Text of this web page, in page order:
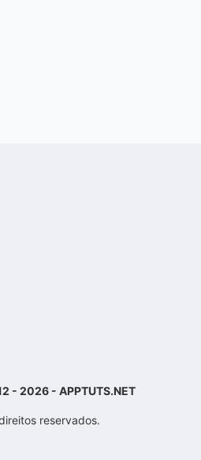
- 2026 - APPTUTS.NET
reservados.